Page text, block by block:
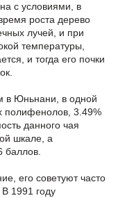
с условиями, в
роста дерево
лучей, и при
температуры,
и тогда его почки
в Юньнани, в одной
полифенолов, 3.49%
данного чая
шкале, а
баллов.
его советуют часто
1991 году